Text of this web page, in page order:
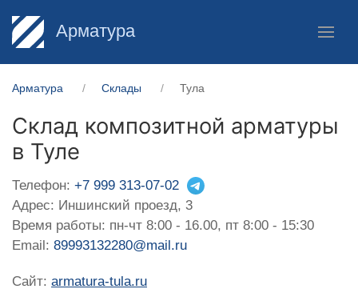
Арматура
Арматура Склады Тула
Склад композитной арматуры
в Туле
Телефон: +7 999 313-07-02
Адрес: Иншинский проезд, 3
Время работы: пн-чт 8:00 - 16.00, пт 8:00 - 15:30
Email: 89993132280@mail.ru
Сайт: armatura-tula.ru